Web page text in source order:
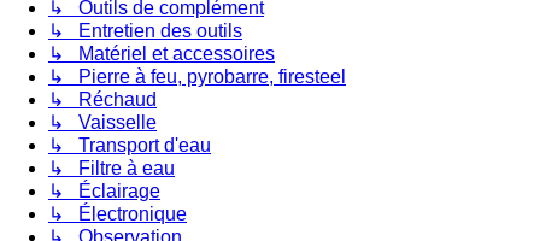
↳ Outils de complément
↳ Entretien des outils
↳ Matériel et accessoires
↳ Pierre à feu, pyrobarre, firesteel
↳ Réchaud
↳ Vaisselle
↳ Transport d'eau
↳ Filtre à eau
↳ Éclairage
↳ Électronique
↳ Observation